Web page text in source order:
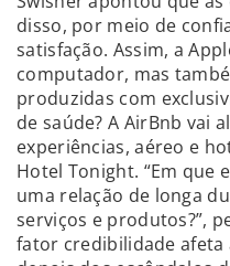
disso, por meio de
satisfação. Assim, a
computador, mas
produzidas com
de saúde? A AirBnb vai
experiências, aéreo e
Hotel Tonight. “Em que
uma relação de longa
serviços e produtos?”,
fator credibilidade afeta